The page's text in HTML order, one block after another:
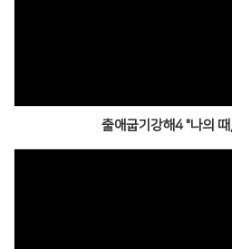
출애굽기강해4 "나의